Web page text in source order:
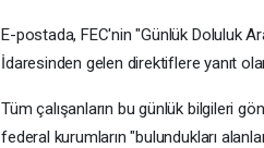
E-postada, FEC'nin "Günlük Doluluk
İdaresinden gelen direktiflere yanıt
Tüm çalışanların bu günlük bilgileri
federal kurumların "bulundukları